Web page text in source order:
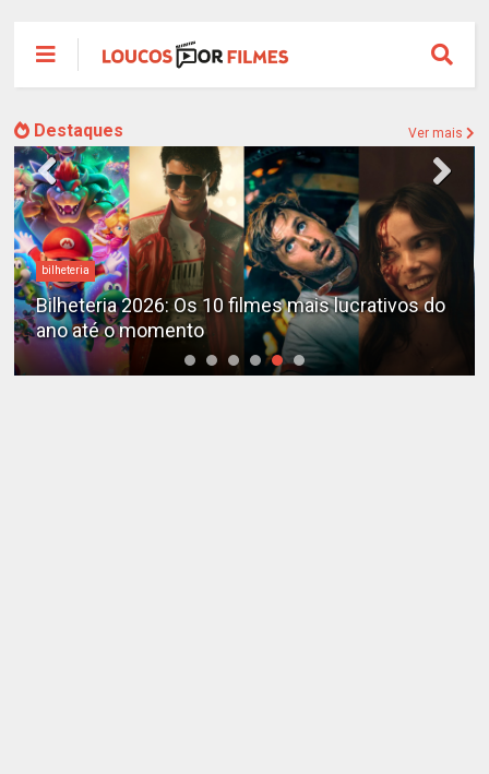
Destaques Ver mais
bilheteria
Bilheteria 2026: Os 10 filmes mais lucrativos do
ano até o momento